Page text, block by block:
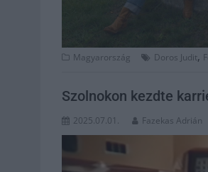
Magyarország Doros Judit,
Szolnokon kezdte
2025.07.01. Fazekas Adrián